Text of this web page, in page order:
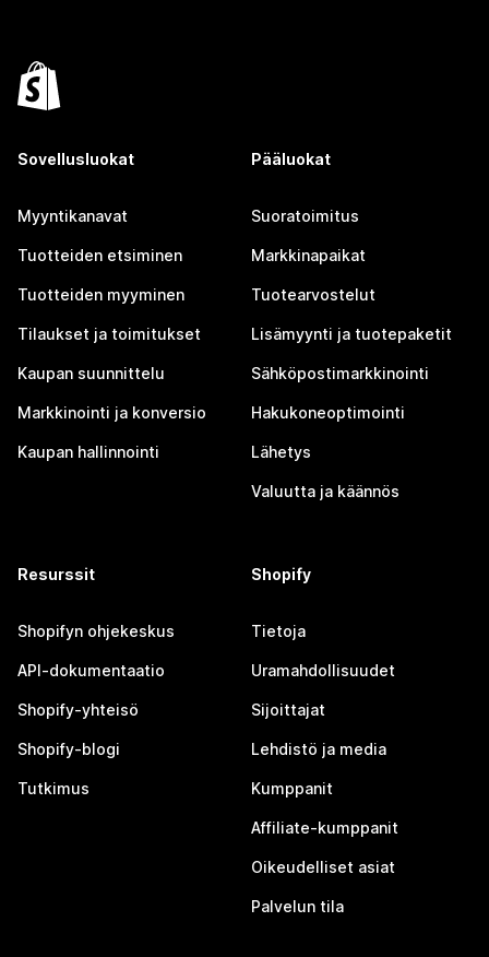
Sovellusluokat
Myyntikanavat
Tuotteiden etsiminen
Tuotteiden myyminen
Tilaukset ja toimitukset
Kaupan suunnittelu
Markkinointi ja konversio
Kaupan hallinnointi
Pääluokat
Suoratoimitus
Markkinapaikat
Tuotearvostelut
Lisämyynti ja tuotepaketit
Sähköpostimarkkinointi
Hakukoneoptimointi
Lähetys
Valuutta ja käännös
Resurssit
Shopifyn ohjekeskus
API-dokumentaatio
Shopify-yhteisö
Shopify-blogi
Tutkimus
Shopify
Tietoja
Uramahdollisuudet
Sijoittajat
Lehdistö ja media
Kumppanit
Affiliate-kumppanit
Oikeudelliset asiat
Palvelun tila